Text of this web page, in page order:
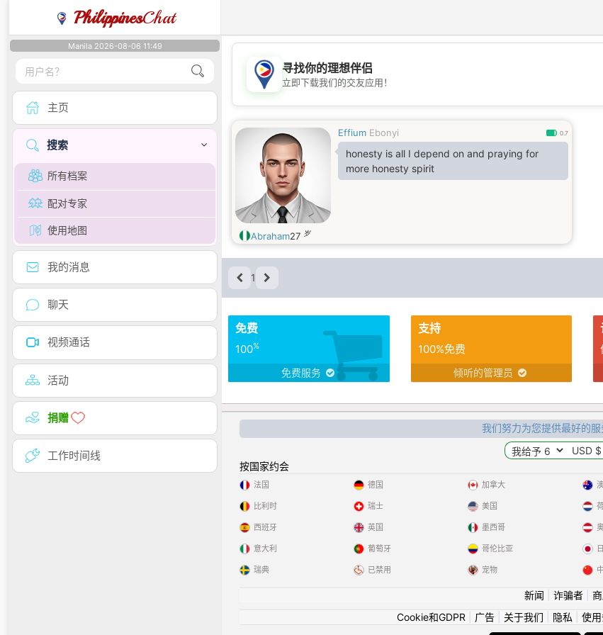
PhilippinesChat
Manila 2026-08-06 11:49
主页
搜索
所有档案
配对专家
使用地图
我的消息
聊天
视频通话
活动
捐赠
工作时间线
💖
寻找你的理想伴侣
立即下载我们的交友应用！
Effium Ebonyi 0.7
honesty is all I depend on and praying for
more honesty spirit
Abraham27 岁
1
免费
100%
免费服务
支持
100%免费
倾听的管理员
我们努力为您提供最好的服
按国家约会
法国
比利时
西班牙
意大利
瑞典
德国
瑞士
英国
葡萄牙
已禁用
加拿大
美国
墨西哥
哥伦比亚
宠物
新闻 诈骗者|
Cookie和GDPR
广告 关于我们 隐私 使